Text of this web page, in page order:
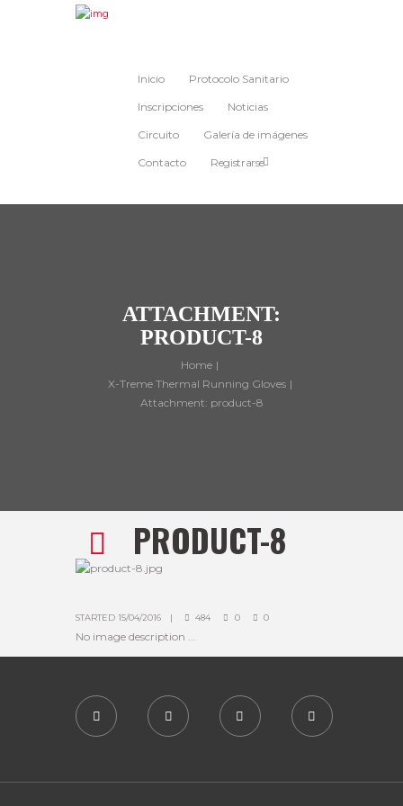
Inicio Protocolo Sanitario
Inscripciones Noticias
Circuito Galería de imágenes
Contacto Registrarse
ATTACHMENT:
PRODUCT-8
Home
X-Treme Thermal Running Gloves
Attachment: product-8
PRODUCT-8
STARTED 15/04/2016 484 0 0
No image description ...